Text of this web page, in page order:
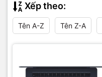
Xếp theo:
Tên A-Z Tên Z-A